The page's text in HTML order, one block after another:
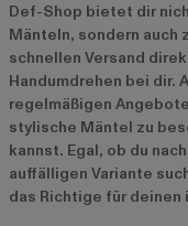
Def-Shop bietet dir
Mänteln, sondern auch
schnellen Versand
Handumdrehen bei dir.
regelmäßigen
stylische Mäntel zu
kannst. Egal, ob du
auffälligen Variante
das Richtige für